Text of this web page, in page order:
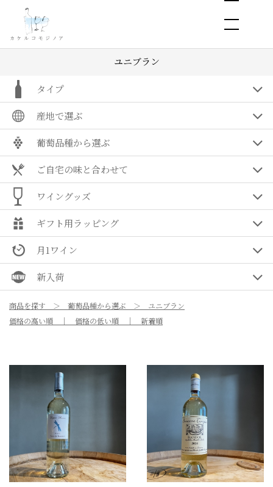
ユニブラン
タイプ
産地で選ぶ
葡萄品種から選ぶ
ご自宅の味と合わせて
ワイングッズ
ギフト用ラッピング
月1ワイン
新入荷
商品を探す 葡萄品種から選ぶ
ユニブラン
価格の高い順
価格の低い順 新着順